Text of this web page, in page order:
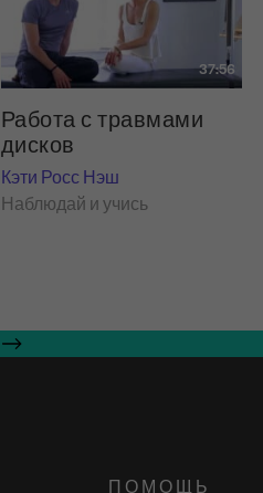
37:56
Работа с травмами
дисков
Кэти Росс Нэш
Наблюдай и учись
ПОМОЩЬ